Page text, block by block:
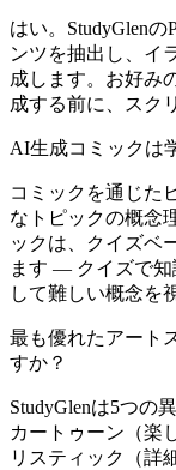
はい。StudyGlen
ンツを抽出し、イ
成します。お好み
成する前に、スク
AI生成コミックは
コミックを通じた
なトピックの概念
ックは、クイズベ
ます — クイズで
して難しい概念を
最も優れたアート
すか？
StudyGlenは5つの
カートゥーン（楽
リスティック（詳